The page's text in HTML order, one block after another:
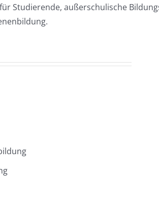
Studierende, außerschulische